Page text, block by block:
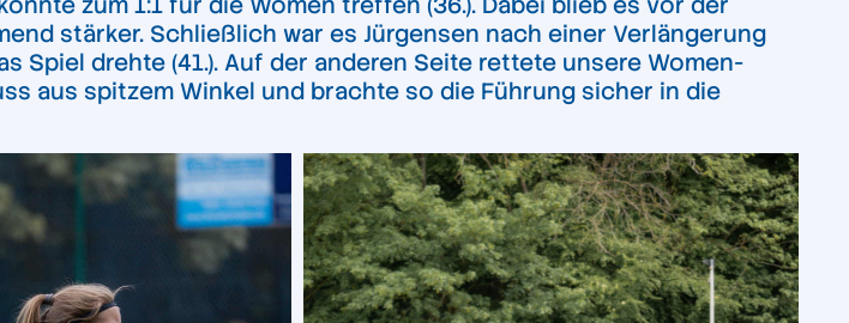
stärker. Schließlich war es Jürgensen nach einer Verlängerung
Spiel drehte (41.). Auf der anderen Seite rettete unsere Women-
aus spitzem Winkel und brachte so die Führung sicher in die